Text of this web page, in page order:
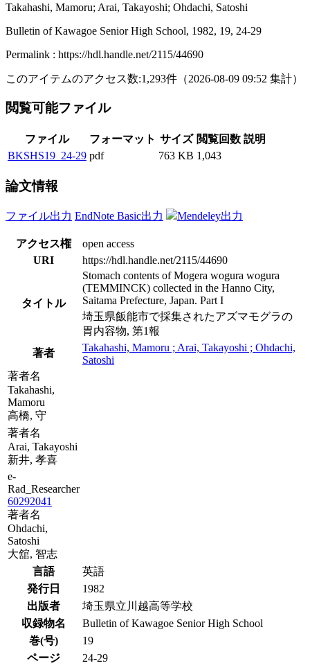
Takahashi, Mamoru; Arai, Takayoshi; Ohdachi, Satoshi
Bulletin of Kawagoe Senior High School, 1982, 19, 24-29
Permalink : https://hdl.handle.net/2115/44690
このアイテムのアクセス数:1,293件 （2026-08-09 09:52 集計）
閲覧可能ファイル
ファイル フォーマット サイズ 閲覧回数 説明
BKSHS19_24-29 pdf 763 KB 1,043
論文情報
ファイル出力 EndNote Basic出力 Mendeley出力
アクセス権
open access
URI
https://hdl.handle.net/2115/44690
タイトル
Stomach contents of Mogera wogura wogura
(TEMMINCK) collected in the Hanno City,
Saitama Prefecture, Japan. Part I
埼玉県飯能市で採集されたアズマモグラの
胃内容物, 第1報
著者
Takahashi, Mamoru ; Arai, Takayoshi ; Ohdachi,
Satoshi
著者名
Takahashi,
Mamoru
高橋, 守
著者名
Arai, Takayoshi
新井, 孝喜
e-
Rad_Researcher
60292041
著者名
Ohdachi,
Satoshi
大舘, 智志
言語
英語
発行日
1982
出版者
埼玉県立川越高等学校
収録物名
Bulletin of Kawagoe Senior High School
巻(号)
19
ページ
24-29